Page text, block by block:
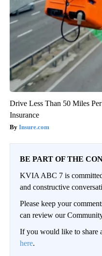
Drive Less Than 50 Miles
Insurance
Insure.com
BE PART OF THE
KVIA ABC 7 is
and constructive
Please keep your
can review our
If you would like to share
here.